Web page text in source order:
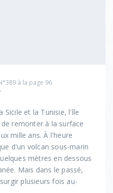
à la page 96
Sicile et la Tunisie, l'île
remonter à la surface
mille ans. À l'heure
d'un volcan sous-marin
mètres en dessous
Mais dans le passé,
plusieurs fois au-